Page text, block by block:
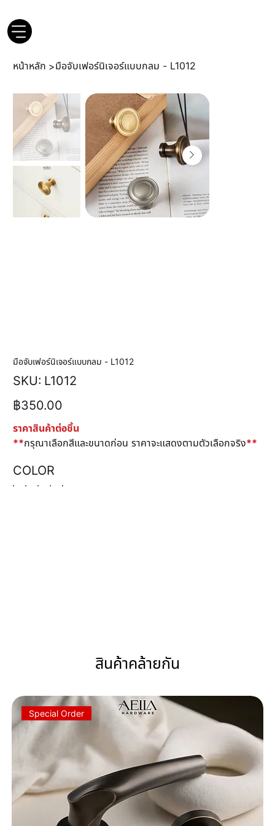
หน้าหลัก >มือจับเฟอร์นิเจอร์แบบกลม - L1012
มือจับเฟอร์นิเจอร์แบบกลม - L1012
SKU: SKU
L1012
L1012
ราคา
฿350.00
ราคาสินค้าต่อชิ้น
**กรุณาเลือกสีและขนาดก่อน ราคาจะแสดงตามตัวเลือกจริง**
COLOR
สินค้าคล้ายกัน
Special Order